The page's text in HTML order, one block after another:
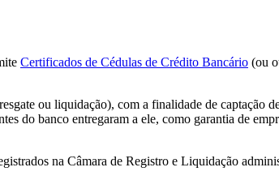
Certificados de Cédulas de Crédito Bancário (ou
ou liquidação), com a finalidade de captação
do banco entregaram a ele, como garantia de
na Câmara de Registro e Liquidação